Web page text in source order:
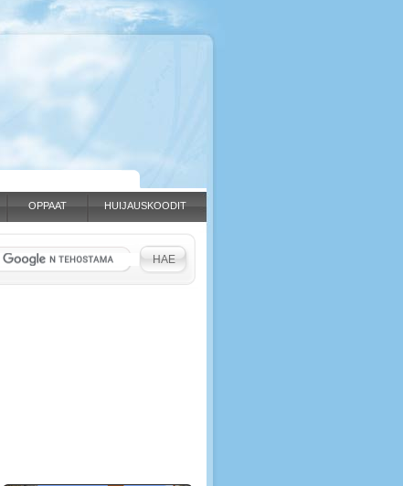
OPPAAT HUIJAUSKOODIT